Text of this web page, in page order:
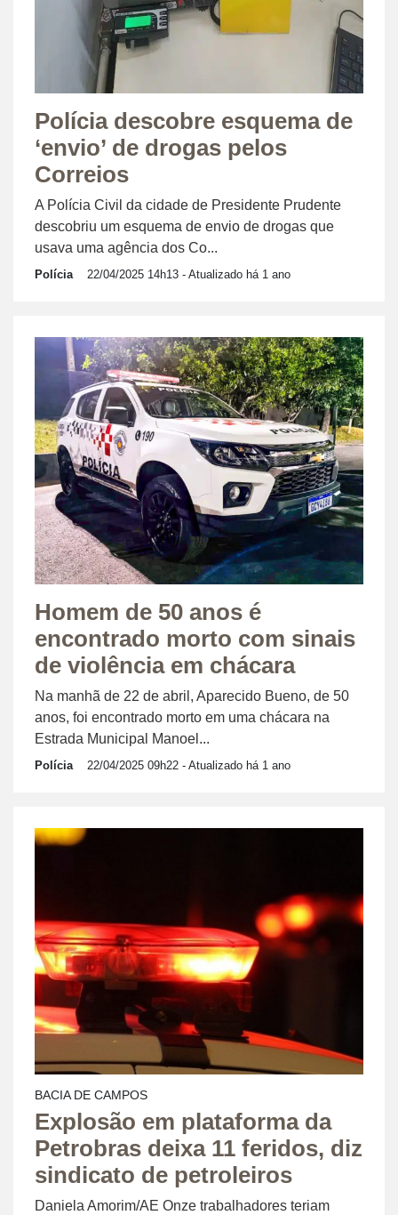
Polícia descobre esquema de
‘envio’ de drogas pelos
Correios
A Polícia Civil da cidade de Presidente Prudente
descobriu um esquema de envio de drogas que
usava uma agência dos Co...
Polícia 22/04/2025 14h13 - Atualizado há 1 ano
Homem de 50 anos é
encontrado morto com sinais
de violência em chácara
Na manhã de 22 de abril, Aparecido Bueno, de 50
anos, foi encontrado morto em uma chácara na
Estrada Municipal Manoel...
Polícia 22/04/2025 09h22 - Atualizado há 1 ano
BACIA DE CAMPOS
Explosão em plataforma da
Petrobras deixa 11 feridos, diz
sindicato de petroleiros
Daniela Amorim/AE Onze trabalhadores teriam